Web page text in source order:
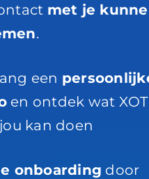
met je
.
een
en ontdek wat
kan doen
onboarding door